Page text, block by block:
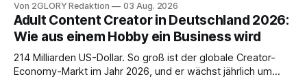
Drogerie – mehr ist zeitlich oft nicht drin. Dabei reagiert die
Haut empfindlich auf Stress, Schlafmangel und
Umwelteinflüsse: Sie wirkt müde, spannt oder neigt zu
Unreinheiten. Professionelle
Von 2GLORY Redaktion 03 Aug. 2026
Adult Content Creator in Deutschland 2026:
Wie aus einem Hobby ein Business wird
214 Milliarden US-Dollar. So groß ist der globale Creator-
Economy-Markt im Jahr 2026, und er wächst jährlich um